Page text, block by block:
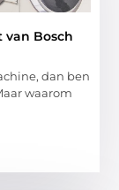
Bosch
dan ben
waarom